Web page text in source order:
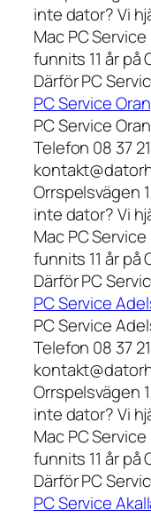
inte dator? Vi
Mac PC
funnits 11 år på
Därför PC
PC Service
PC Service
Telefon 08 37
Orrspelsvägen
inte dator? Vi
Mac PC
funnits 11 år på
Därför PC
PC Service
PC Service
Telefon 08 37
Orrspelsvägen
inte dator? Vi
Mac PC
funnits 11 år på
Därför PC
PC Service